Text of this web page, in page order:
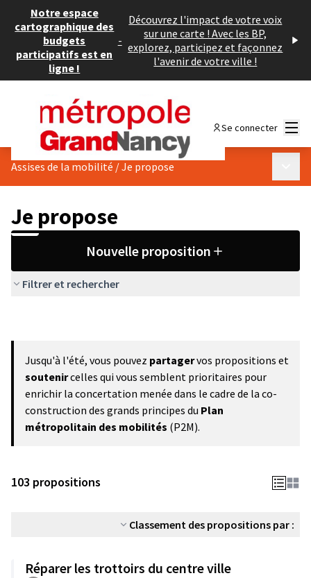
Notre espace
cartographique des
budgets
participatifs est en
ligne !
-
Découvrez l'impact de votre voix
sur une carte ! Avec les BP,
explorez, participez et façonnez
l'avenir de votre ville !
Se connecter
Assises de la mobilité /Je propose
Je propose
Nouvelle proposition
Filtrer et rechercher
Jusqu'à l'été, vous pouvez partagervos propositions et
soutenircelles qui vous semblent prioritaires pour
enrichir la concertation menée dans le cadre de la co-
construction des grands principes du Plan
métropolitain des mobilités (P2M).
103 propositions
Classement des propositions par :
Réparer les trottoirs du centre ville